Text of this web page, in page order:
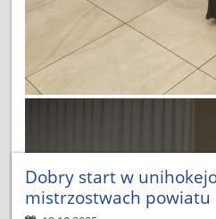
Dobry start w
mistrzostwach powiatu